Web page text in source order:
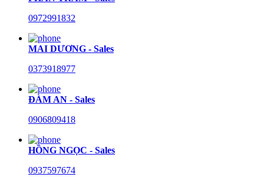
0972991832
MAI DƯƠNG - Sales
0373918977
ĐÀM AN - Sales
0906809418
HỒNG NGỌC - Sales
0937597674